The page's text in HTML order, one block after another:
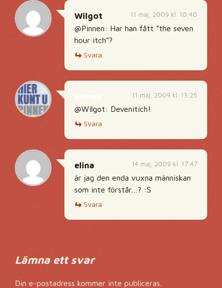
11 maj, 2009 kl. 10:40
Wilgot
@Pinnen: Har han fått ”the seven
hour itch”?
Svara
11 maj, 2009 kl. 13:25
@Wilgot: Devenitich!
Svara
14 maj, 2009 kl. 17:47
elina
är jag den enda vuxna människan
som inte förstår…? :S
Svara
Lämna ett svar
Din e-postadress kommer inte publiceras.